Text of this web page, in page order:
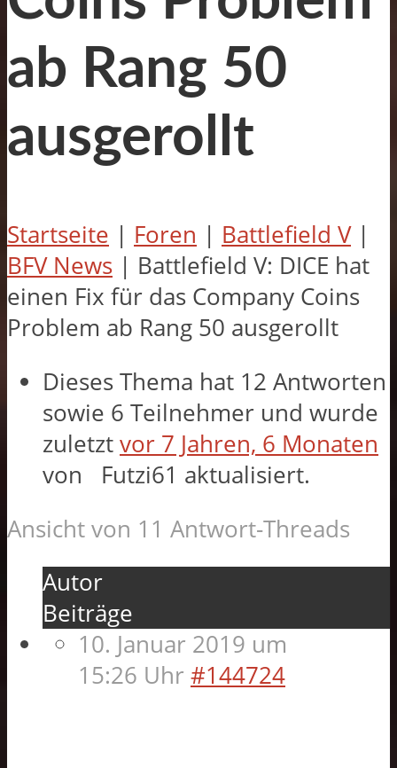
ab Rang 50
ausgerollt
Startseite | Foren | Battlefield V |
BFV News | Battlefield V: DICE hat
einen Fix für das Company Coins
Problem ab Rang 50 ausgerollt
Dieses Thema hat 12 Antworten
sowie 6 Teilnehmer und wurde
zuletzt vor 7 Jahren, 6 Monaten
von
Futzi61 aktualisiert.
Ansicht von 11 Antwort-Threads
Autor
Beiträge
10. Januar 2019 um
15:26 Uhr #144724